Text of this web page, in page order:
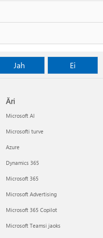
Jah Ei
Äri
Microsoft AI
Microsofti turve
Azure
Dynamics 365
Microsoft 365
Microsoft Advertising
Microsoft 365 Copilot
Microsoft Teamsi jaoks